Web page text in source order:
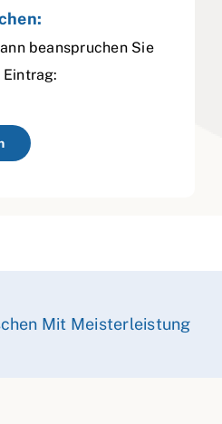
beanspruchen Sie
Mit Meisterleistung